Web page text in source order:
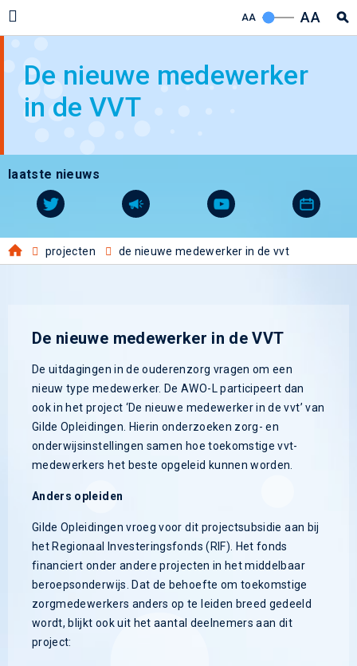
AA AA
De nieuwe medewerker
in de VVT
laatste nieuws
projecten de nieuwe medewerker in de vvt
De nieuwe medewerker in de VVT
De uitdagingen in de ouderenzorg vragen om een
nieuw type medewerker. De AWO-L participeert dan
ook in het project ‘De nieuwe medewerker in de vvt’ van
Gilde Opleidingen. Hierin onderzoeken zorg- en
onderwijsinstellingen samen hoe toekomstige vvt-
medewerkers het beste opgeleid kunnen worden.
Anders opleiden
Gilde Opleidingen vroeg voor dit projectsubsidie aan bij
het Regionaal Investeringsfonds (RIF). Het fonds
financiert onder andere projecten in het middelbaar
beroepsonderwijs. Dat de behoefte om toekomstige
zorgmedewerkers anders op te leiden breed gedeeld
wordt, blijkt ook uit het aantal deelnemers aan dit
project: